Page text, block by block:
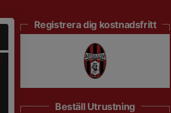
Registrera dig kostnadsfritt
Beställ Utrustning